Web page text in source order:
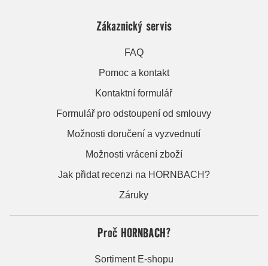
Zákaznický servis
FAQ
Pomoc a kontakt
Kontaktní formulář
Formulář pro odstoupení od smlouvy
Možnosti doručení a vyzvednutí
Možnosti vrácení zboží
Jak přidat recenzi na HORNBACH?
Záruky
Proč HORNBACH?
Sortiment E-shopu